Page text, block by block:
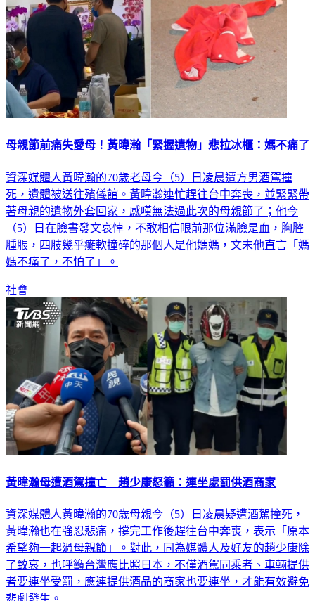
母親節前痛失愛母！黃暐瀚「緊握遺物」悲拉冰櫃：媽不痛了
資深媒體人黃暐瀚的70歲老母今（5）日凌晨遭方男酒駕撞
死，遺體被送往殯儀館。黃暐瀚連忙趕往台中奔喪，並緊緊帶
著母親的遺物外套回家，感嘆無法過此次的母親節了；他今
（5）日在臉書發文哀悼，不敢相信眼前那位滿臉是血，胸腔
腫脹，四肢幾乎癱軟撞碎的那個人是他媽媽，文末他直言「媽
媽不痛了，不怕了」。
社會
黃暐瀚母遭酒駕撞亡 趙少康怒籲：連坐處罰供酒商家
資深媒體人黃暐瀚的70歲母親今（5）日凌晨疑遭酒駕撞死，
黃暐瀚也在強忍悲痛，撐完工作後趕往台中奔喪，表示「原本
希望夠一起過母親節」。對此，同為媒體人及好友的趙少康除
了致哀，也呼籲台灣應比照日本，不僅酒駕同乘者、車輛提供
者要連坐受罰，應連提供酒品的商家也要連坐，才能有效避免